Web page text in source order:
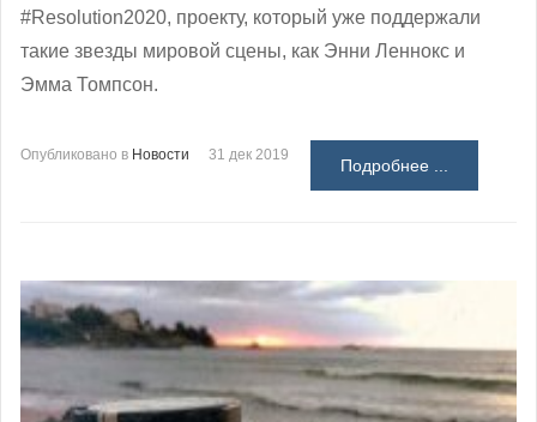
#Resolution2020, проекту, который уже поддержали
такие звезды мировой сцены, как Энни Леннокс и
Эмма Томпсон.
Опубликовано в Новости 31 дек 2019
Подробнее ...